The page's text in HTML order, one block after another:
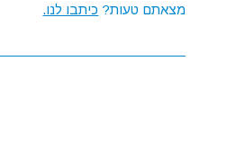
מצאתם טעות? כיתבו לנו.